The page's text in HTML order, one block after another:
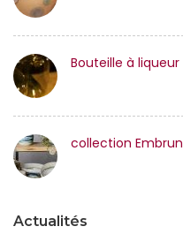
Bouteille à liqueur
collection Embrun
Actualités